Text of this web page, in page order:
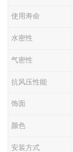
使用寿命
水密性
气密性
抗风压性能
饰面
颜色
安装方式